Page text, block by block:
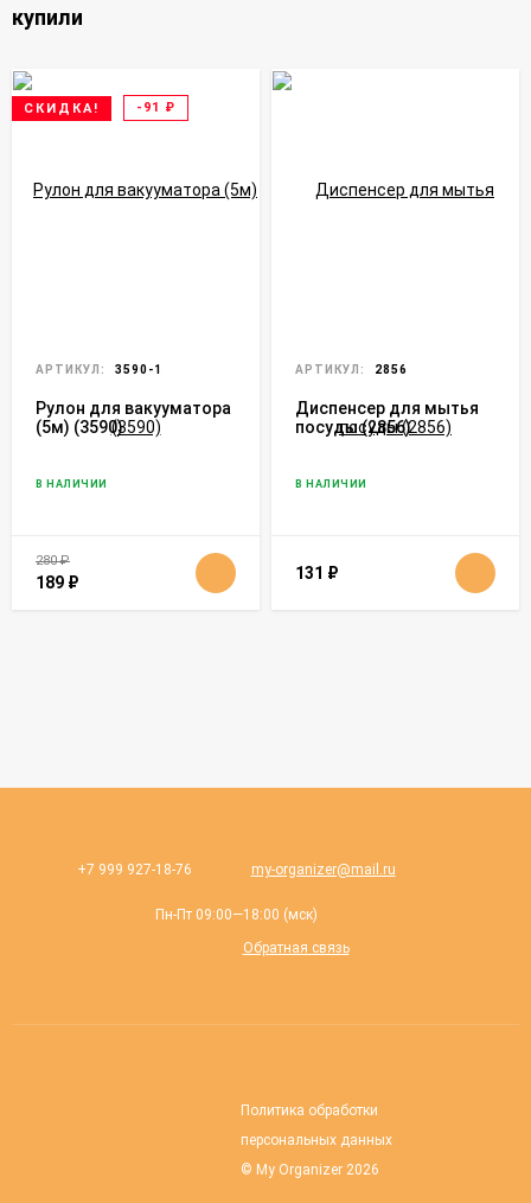
купили
СКИДКА! -91 ₽
АРТИКУЛ: 3590-1
Рулон для вакууматора
(5м) (3590)
В НАЛИЧИИ
280₽
189 ₽
АРТИКУЛ: 2856
Диспенсер для мытья
посуды (2856)
В НАЛИЧИИ
131 ₽
+7 999 927-18-76 my-organizer@mail.ru
Пн-Пт 09:00—18:00 (мск)
Обратная связь
Политика обработки
персональных данных
© My Organizer 2026